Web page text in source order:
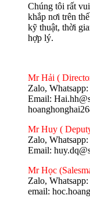
Chúng tôi rất
khắp nơi trên
kỹ thuật, thời
hợp lý.
Mr Hải (
Zalo,
Email:
Mr Huy (
Zalo,
Email:
Mr Học
Zalo,
email: